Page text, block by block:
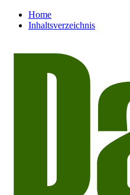
Home
Inhaltsverzeichnis